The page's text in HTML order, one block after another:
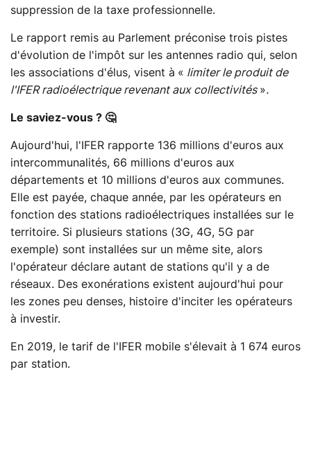
suppression de la taxe professionnelle.
Le rapport remis au Parlement préconise trois pistes
d'évolution de l'impôt sur les antennes radio qui, selon
les associations d'élus, visent à « limiter le produit de
l'IFER radioélectrique revenant aux collectivités ».
Le saviez-vous ? 🤔
Aujourd'hui, l'IFER rapporte 136 millions d'euros aux
intercommunalités, 66 millions d'euros aux
départements et 10 millions d'euros aux communes.
Elle est payée, chaque année, par les opérateurs en
fonction des stations radioélectriques installées sur le
territoire. Si plusieurs stations (3G, 4G, 5G par
exemple) sont installées sur un même site, alors
l'opérateur déclare autant de stations qu'il y a de
réseaux. Des exonérations existent aujourd'hui pour
les zones peu denses, histoire d'inciter les opérateurs
à investir.
En 2019, le tarif de l'IFER mobile s'élevait à 1 674 euros
par station.